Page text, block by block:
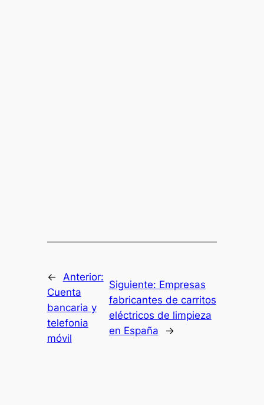
← Anterior:
Cuenta
bancaria y
telefonia
móvil
Siguiente: Empresas
fabricantes de carritos
eléctricos de limpieza
en España
→